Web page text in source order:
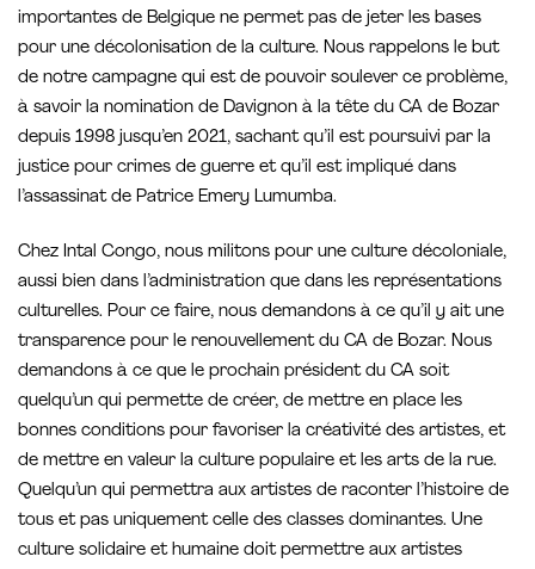
importantes de Belgique ne permet pas de jeter les bases
pour une décolonisation de la culture. Nous rappelons le but
de notre campagne qui est de pouvoir soulever ce problème,
à savoir la nomination de Davignon à la tête du CA de Bozar
depuis 1998 jusqu’en 2021, sachant qu’il est poursuivi par la
justice pour crimes de guerre et qu’il est impliqué dans
l’assassinat de Patrice Emery Lumumba.
Chez Intal Congo, nous militons pour une culture décoloniale,
aussi bien dans l’administration que dans les représentations
culturelles. Pour ce faire, nous demandons à ce qu’il y ait une
transparence pour le renouvellement du CA de Bozar. Nous
demandons à ce que le prochain président du CA soit
quelqu’un qui permette de créer, de mettre en place les
bonnes conditions pour favoriser la créativité des artistes, et
de mettre en valeur la culture populaire et les arts de la rue.
Quelqu’un qui permettra aux artistes de raconter l’histoire de
tous et pas uniquement celle des classes dominantes. Une
culture solidaire et humaine doit permettre aux artistes